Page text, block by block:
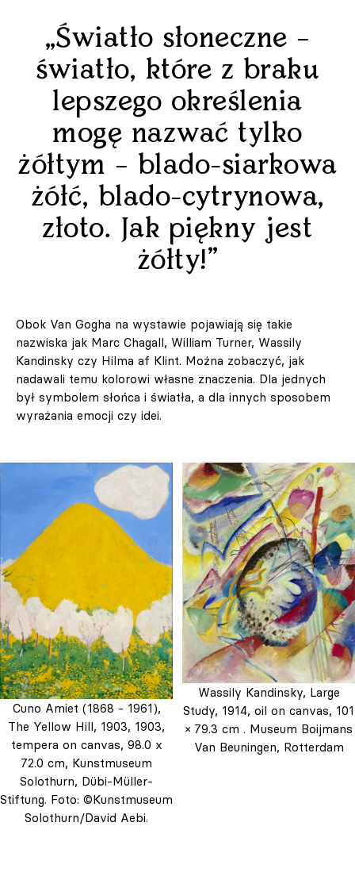
„Światło słoneczne –
światło, które z braku
lepszego określenia
mogę nazwać tylko
żółtym – blado-siarkowa
żółć, blado-cytrynowa,
złoto. Jak piękny jest
żółty!”
Obok Van Gogha na wystawie pojawiają się takie
nazwiska jak Marc Chagall, William Turner, Wassily
Kandinsky czy Hilma af Klint. Można zobaczyć, jak
nadawali temu kolorowi własne znaczenia. Dla jednych
był symbolem słońca i światła, a dla innych sposobem
wyrażania emocji czy idei.
Cuno Amiet (1868 - 1961),
The Yellow Hill, 1903, 1903,
tempera on canvas, 98.0 x
72.0 cm, Kunstmuseum
Solothurn, Dübi-Müller-
Stiftung. Foto: ©Kunstmuseum
Solothurn/David Aebi.
Wassily Kandinsky, Large
Study, 1914, oil on canvas, 101
× 79.3 cm . Museum Boijmans
Van Beuningen, Rotterdam